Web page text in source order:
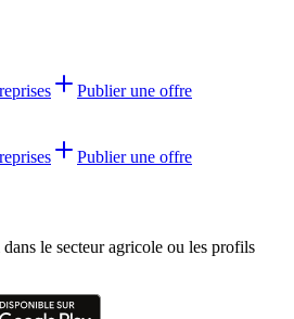
Publier une offre
Publier une offre
le secteur agricole ou les profils